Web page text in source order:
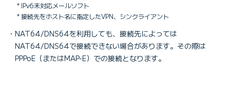
IPv6未対応メールソフト
接続先をホスト名に指定したVPN、シンクライアント
NAT64/DNS64を利用しても、接続先によっては
NAT64/DNS64で接続できない場合があります。その際は
PPPoE（またはMAP-E）での接続となります。